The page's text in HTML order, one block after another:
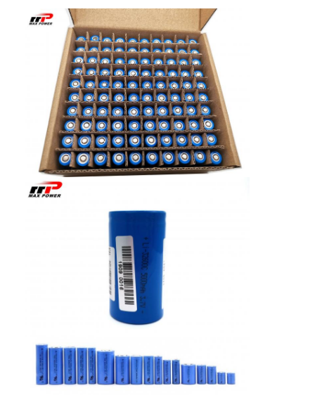
कारखाना भ्रमण
गुणवत्ता नियंत्रण
संपर्क करें
समाचार
अब बात करो
लिथियम LiFePO4 बैटरी
लिथियम पॉलिमर बैटरी
एनआईसीडी रिचार्जेबल बैटरी
एलसीडी बैटरी चार्जर